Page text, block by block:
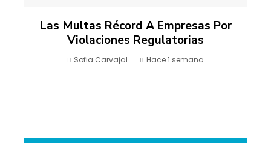
Las Multas Récord A Empresas Por
Violaciones Regulatorias
Sofia Carvajal Hace 1 semana